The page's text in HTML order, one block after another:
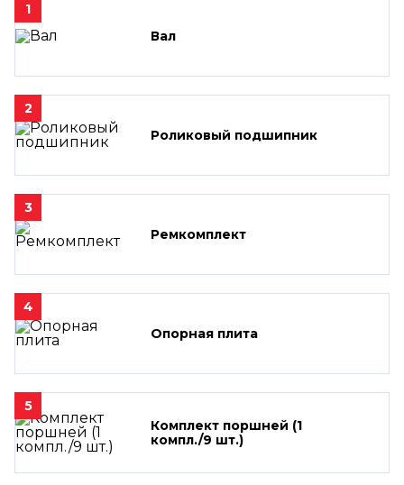
1
Вал
2
Роликовый подшипник
3
Ремкомплект
4
Опорная плита
5
Комплект поршней (1
компл./9 шт.)